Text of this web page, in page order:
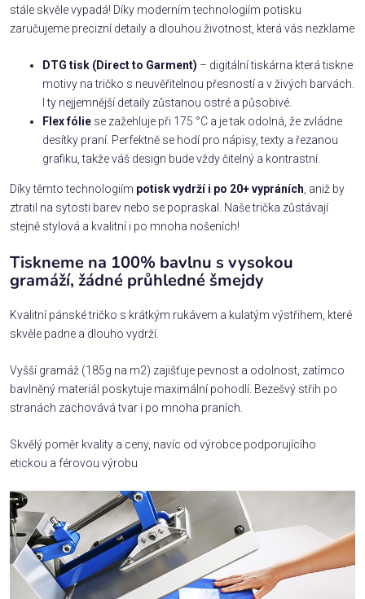
stále skvěle vypadá! Díky moderním technologiím potisku
zaručujeme precizní detaily a dlouhou životnost, která vás nezklame
DTG tisk (Direct to Garment) – digitální tiskárna která tiskne
motivy na tričko s neuvěřitelnou přesností a v živých barvách.
I ty nejjemnější detaily zůstanou ostré a působivé.
Flex fólie se zažehluje při 175 °C a je tak odolná, že zvládne
desítky praní. Perfektně se hodí pro nápisy, texty a řezanou
grafiku, takže váš design bude vždy čitelný a kontrastní.
Díky těmto technologiím potisk vydrží i po 20+ vypráních , aniž by
ztratil na sytosti barev nebo se popraskal. Naše trička zůstávají
stejně stylová a kvalitní i po mnoha nošeních!
Tiskneme na 100% bavlnu s vysokou
gramáží, žádné průhledné šmejdy
Kvalitní pánské tričko s krátkým rukávem a kulatým výstřihem, které
skvěle padne a dlouho vydrží.
Vyšší gramáž (185g na m2) zajišťuje pevnost a odolnost, zatímco
bavlněný materiál poskytuje maximální pohodlí. Bezešvý střih po
stranách zachovává tvar i po mnoha praních.
Skvělý poměr kvality a ceny, navíc od výrobce podporujícího
etickou a férovou výrobu